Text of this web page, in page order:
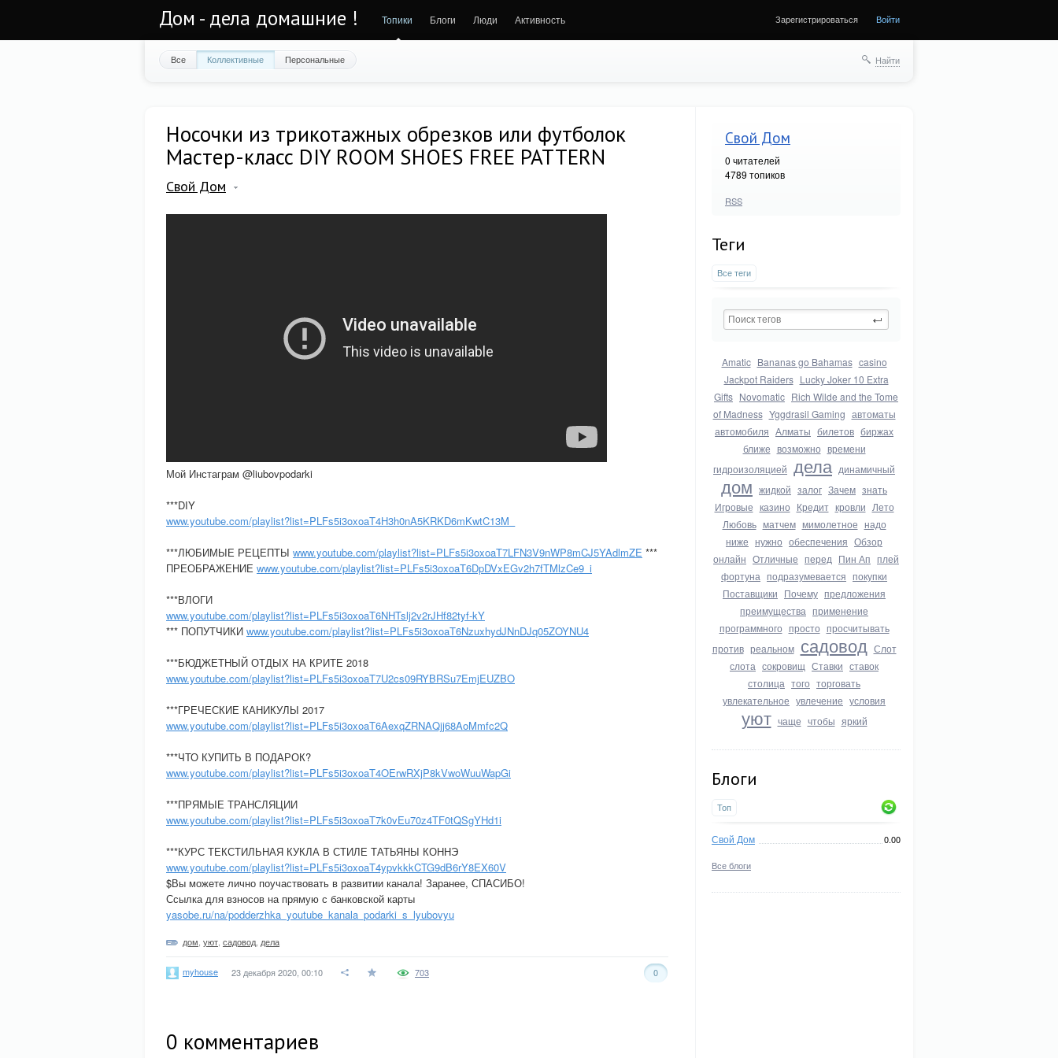
Дом - дела домашние ! Топики Блоги Люди Активность Зарегистрироваться Войти
Все Коллективные Персональные Найти
Свой Дом
0 читателей
4789 топиков
RSS
Теги
Все теги
Amatic Bananas go Bahamas casino
Jackpot Raiders Lucky Joker 10 Extra
Gifts Novomatic Rich Wilde and the Tome
of Madness Yggdrasil Gaming автоматы
автомобиля Алматы билетов биржах
ближе возможно времени
гидроизоляцией дела динамичный
дом жидкой залог Зачем знать
Игровые казино Кредит кровли Лето
Любовь матчем мимолетное надо
ниже нужно обеспечения Обзор
онлайн Отличные перед Пин Ап плей
фортуна подразумевается покупки
Поставщики Почему предложения
преимущества применение
программного просто просчитывать
против реальном садовод Слот
слота сокровищ Ставки ставок
столица того торговать
увлекательное увлечение условия
уют чаще чтобы яркий
Блоги
Топ
Свой Дом 0.00
Все блоги
Носочки из трикотажных обрезков или футболок
Мастер-класс DIY ROOM SHOES FREE PATTERN
Свой Дом
Мой Инстаграм @liubovpodarki
***DIY
www.youtube.com/playlist?list=PLFs5i3oxoaT4H3h0nA5KRKD6mKwtC13M_
***ЛЮБИМЫЕ РЕЦЕПТЫ www.youtube.com/playlist?list=PLFs5i3oxoaT7LFN3V9nWP8mCJ5YAdlmZE ***
ПРЕОБРАЖЕНИЕ www.youtube.com/playlist?list=PLFs5i3oxoaT6DpDVxEGv2h7fTMlzCe9_i
***ВЛОГИ
www.youtube.com/playlist?list=PLFs5i3oxoaT6NHTslj2v2rJHf82tyf-kY
*** ПОПУТЧИКИ www.youtube.com/playlist?list=PLFs5i3oxoaT6NzuxhydJNnDJq05ZOYNU4
***БЮДЖЕТНЫЙ ОТДЫХ НА КРИТЕ 2018
www.youtube.com/playlist?list=PLFs5i3oxoaT7U2cs09RYBRSu7EmjEUZBO
***ГРЕЧЕСКИЕ КАНИКУЛЫ 2017
www.youtube.com/playlist?list=PLFs5i3oxoaT6AexqZRNAQjj68AoMmfc2Q
***ЧТО КУПИТЬ В ПОДАРОК?
www.youtube.com/playlist?list=PLFs5i3oxoaT4OErwRXjP8kVwoWuuWapGi
***ПРЯМЫЕ ТРАНСЛЯЦИИ
www.youtube.com/playlist?list=PLFs5i3oxoaT7k0vEu70z4TF0tQSgYHd1i
***КУРС ТЕКСТИЛЬНАЯ КУКЛА В СТИЛЕ ТАТЬЯНЫ КОННЭ
www.youtube.com/playlist?list=PLFs5i3oxoaT4ypvkkkCTG9dB6rY8EX60V
$Вы можете лично поучаствовать в развитии канала! Заранее, СПАСИБО!
Ссылка для взносов на прямую с банковской карты
yasobe.ru/na/podderzhka_youtube_kanala_podarki_s_lyubovyu
дом уют садовод дела
myhouse 23 декабря 2020, 00:10 0
703
0 комментариев